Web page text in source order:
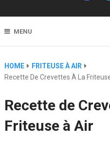
MENU
HOME
FRITEUSE À AIR
Recette De Crevettes À La
Recette de
Friteuse à Air